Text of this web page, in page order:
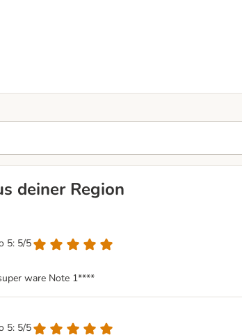
deiner Region
5: 5/5
ware Note 1****
5: 5/5